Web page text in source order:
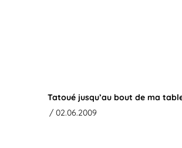
Tatoué jusqu’au bout de ma
/ 02.06.2009